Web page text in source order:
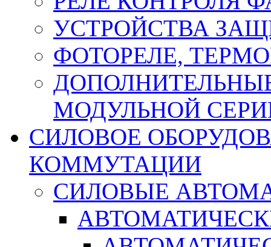
УСТРОЙСТВА
ФОТОРЕЛЕ,
МОДУЛЬНОЙ
СИЛОВОЕ
КОММУТАЦИИ
СИЛОВЫЕ